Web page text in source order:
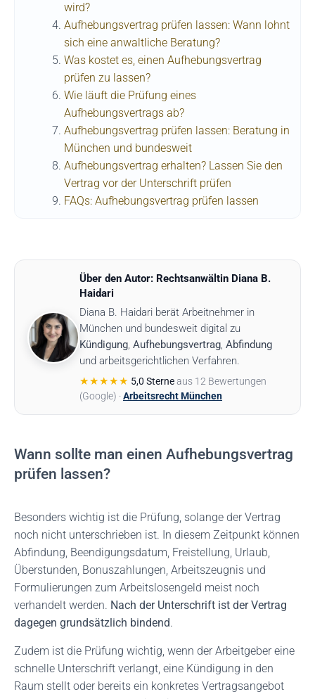
wird?
Aufhebungsvertrag prüfen lassen: Wann lohnt
sich eine anwaltliche Beratung?
Was kostet es, einen Aufhebungsvertrag
prüfen zu lassen?
Wie läuft die Prüfung eines
Aufhebungsvertrags ab?
Aufhebungsvertrag prüfen lassen: Beratung in
München und bundesweit
Aufhebungsvertrag erhalten? Lassen Sie den
Vertrag vor der Unterschrift prüfen
FAQs: Aufhebungsvertrag prüfen lassen
Über den Autor: Rechtsanwältin Diana B.
Haidari
Diana B. Haidari berät Arbeitnehmer in
München und bundesweit digital zu
Kündigung, Aufhebungsvertrag, Abfindung
und arbeitsgerichtlichen Verfahren.
★★★★★ 5,0 Sterneaus 12 Bewertungen
(Google) ·Arbeitsrecht München
Wann sollte man einen Aufhebungsvertrag
prüfen lassen?
Besonders wichtig ist die Prüfung, solange der Vertrag
noch nicht unterschrieben ist. In diesem Zeitpunkt können
Abfindung, Beendigungsdatum, Freistellung, Urlaub,
Überstunden, Bonuszahlungen, Arbeitszeugnis und
Formulierungen zum Arbeitslosengeld meist noch
verhandelt werden. Nach der Unterschrift ist der Vertrag
dagegen grundsätzlich bindend.
Zudem ist die Prüfung wichtig, wenn der Arbeitgeber eine
schnelle Unterschrift verlangt, eine Kündigung in den
Raum stellt oder bereits ein konkretes Vertragsangebot